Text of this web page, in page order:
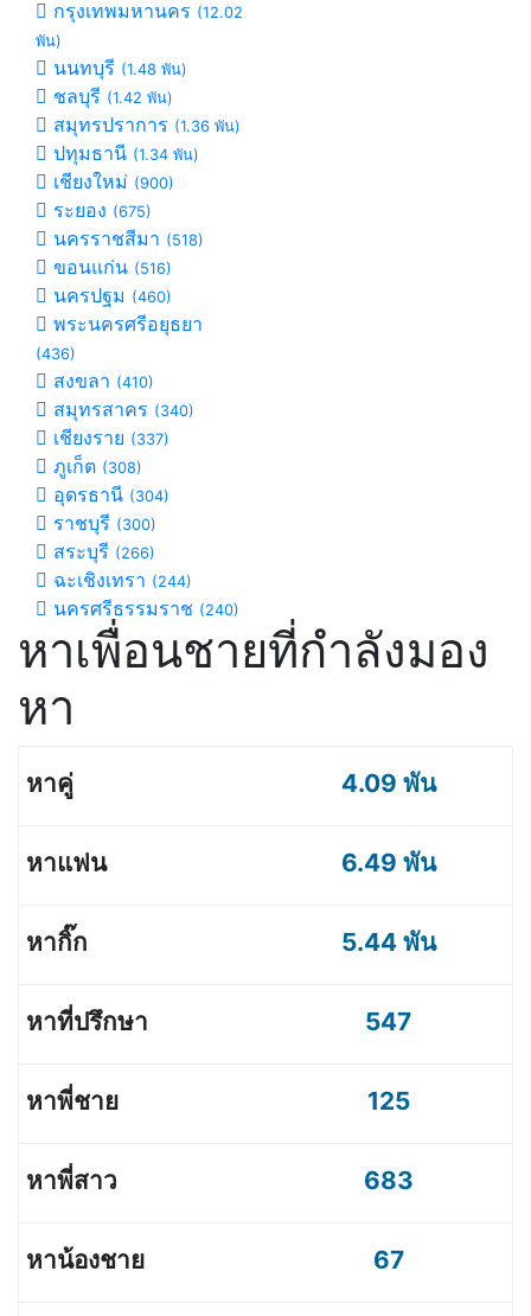
กรุงเทพมหานคร (12.02
พัน)
นนทบุรี (1.48 พัน)
ชลบุรี (1.42 พัน)
สมุทรปราการ (1.36 พัน)
ปทุมธานี (1.34 พัน)
เชียงใหม่ (900)
ระยอง (675)
นครราชสีมา (518)
ขอนแก่น (516)
นครปฐม (460)
พระนครศรีอยุธยา
(436)
สงขลา (410)
สมุทรสาคร (340)
เชียงราย (337)
ภูเก็ต (308)
อุดรธานี (304)
ราชบุรี (300)
สระบุรี (266)
ฉะเชิงเทรา (244)
นครศรีธรรมราช (240)
หาเพื่อนชายที่กำลังมอง
หา
4.09 พัน
6.49 พัน
5.44 พัน
547
125
683
67